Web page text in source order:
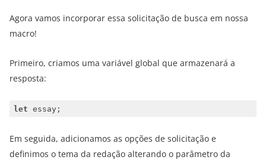
Agora vamos incorporar essa solicitação de busca em nossa
macro!
Primeiro, criamos uma variável global que armazenará a
resposta:
let
Em seguida, adicionamos as opções de solicitação e
definimos o tema da redação alterando o parâmetro da